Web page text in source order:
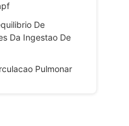
De
Da Ingestao De
Pulmonar